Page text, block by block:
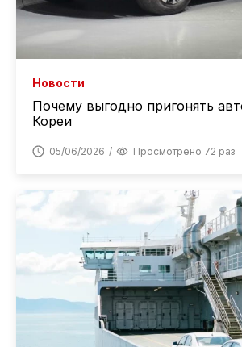
Новости
Почему выгодно пригонять
Кореи
05/06/2026 Просмотрено 72 раз